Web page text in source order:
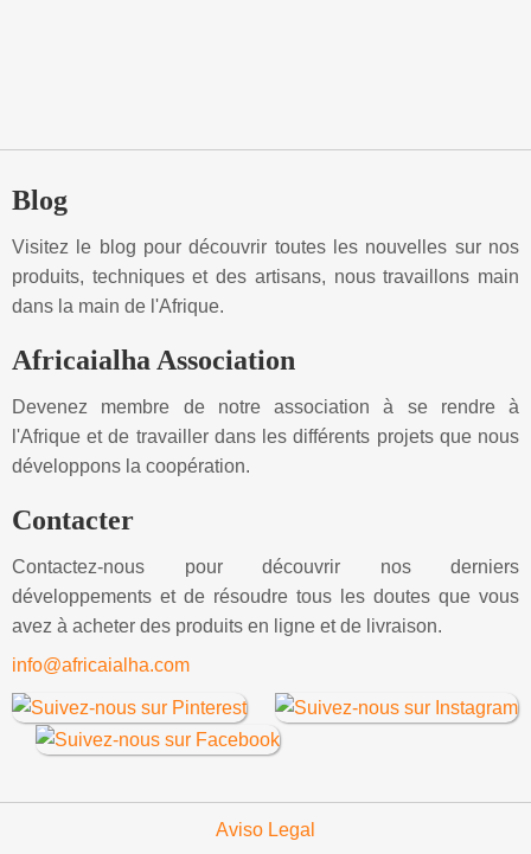
Blog
Visitez le blog pour découvrir toutes les nouvelles sur nos
produits, techniques et des artisans, nous travaillons main
dans la main de l'Afrique.
Africaialha Association
Devenez membre de notre association à se rendre à
l'Afrique et de travailler dans les différents projets que nous
développons la coopération.
Contacter
Contactez-nous pour découvrir nos derniers
développements et de résoudre tous les doutes que vous
avez à acheter des produits en ligne et de livraison.
info@africaialha.com
Aviso Legal